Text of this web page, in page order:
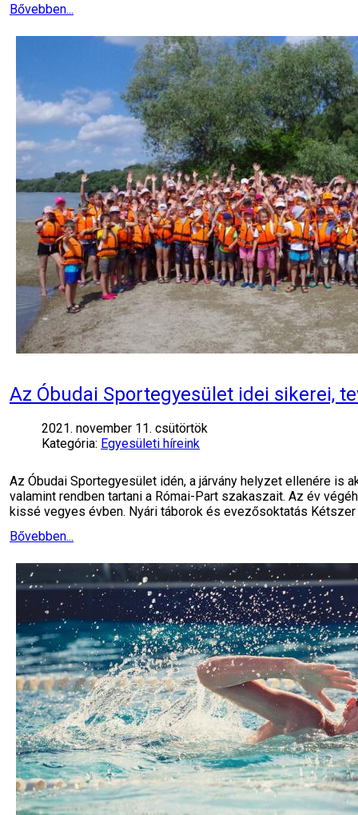
Bővebben...
Az Óbudai Sportegyesület idei sikerei,
2021. november 11. csütörtök
Kategória: Egyesületi híreink
Az Óbudai Sportegyesület idén, a járvány helyzet ellenére is
valamint rendben tartani a Római-Part szakaszait. Az év
kissé vegyes évben. Nyári táborok és evezősoktatás
Bővebben...